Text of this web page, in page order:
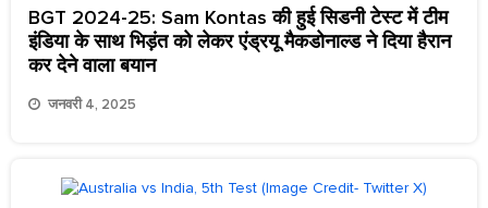
BGT 2024-25: Sam Kontas की हुई सिडनी टेस्ट में टीम
इंडिया के साथ भिड़ंत को लेकर एंड्रयू मैकडोनाल्ड ने दिया हैरान
कर देने वाला बयान
जनवरी 4, 2025